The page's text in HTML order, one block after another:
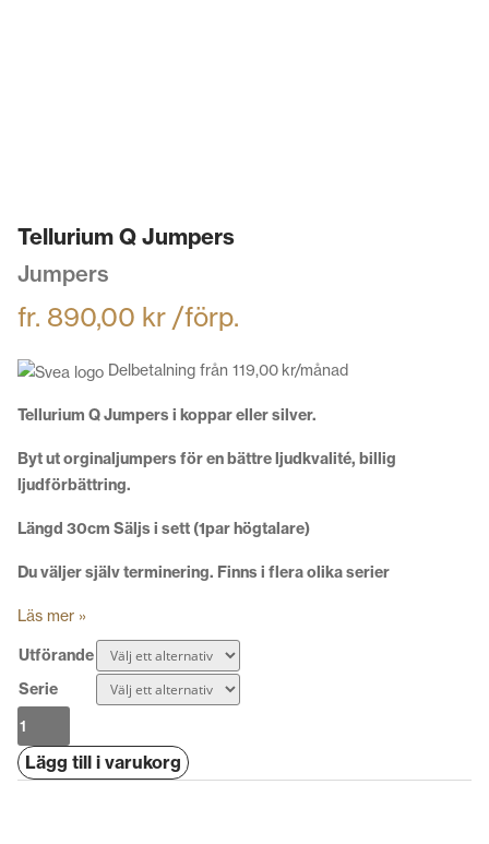
Tellurium Q Jumpers
Jumpers
fr. 890,00 kr /förp.
Delbetalning från 119,00 kr/månad
Tellurium Q Jumpers i koppar eller silver.
Byt ut orginaljumpers för en bättre ljudkvalité, billig
ljudförbättring.
Längd 30cm Säljs i sett (1par högtalare)
Du väljer själv terminering. Finns i flera olika serier
Läs mer »
Utförande
Serie
Tellurium
Q
Jumpers
Lägg till i varukorg